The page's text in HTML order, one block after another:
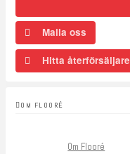
Maila oss
Hitta återförsäljare
OM FLOORÉ
Om Flooré